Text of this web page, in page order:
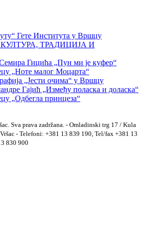
Гетe Института у Вршцу
ТРАДИЦИЈА И
Гицића „Пун ми је куфер“
„Ноте малог Моцарта“
„Јести очима“ у Вршцу
Гајић „Између поласка и доласка“
„Одбегла принцеза“
Sva prava zadržana. - Omladinski trg 17 / Kula
- Telefoni: +381 13 839 190, Tel/fax +381 13
830 900